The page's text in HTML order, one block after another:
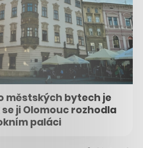
městských bytech je
ji Olomouc rozhodla
paláci